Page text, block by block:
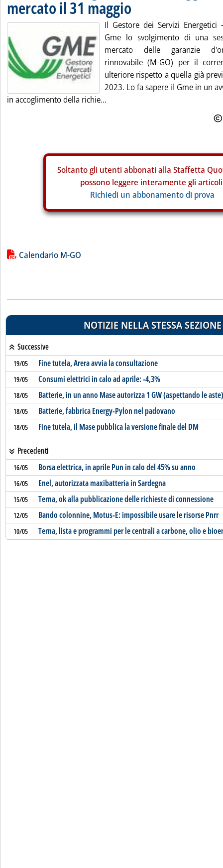
mercato il 31 maggio
Il Gestore dei Servizi
Gme lo svolgimento di una
mercato delle garanzie
rinnovabile (M-GO) per il
ulteriore rispetto a quella già
2023. Lo fa sapere il Gme in un
in accoglimento della richie...
Soltanto gli utenti abbonati alla Staffetta
possono leggere interamente gli
Richiedi un abbonamento di prova
Lista allegati PDF alla notizia
Calendario M-GO
NOTIZIE NELLA STESSA SEZIONE
Successive
19/05 Fine tutela, Arera avvia la consultazione
19/05 Consumi elettrici in calo ad aprile: -4,3%
18/05 Batterie, in un anno Mase autorizza 1 GW (aspettando le aste)
18/05 Batterie, fabbrica Energy-Pylon nel padovano
18/05 Fine tutela, il Mase pubblica la versione finale del DM
Precedenti
16/05 Borsa elettrica, in aprile Pun in calo del 45% su anno
16/05 Enel, autorizzata maxibatteria in Sardegna
15/05 Terna, ok alla pubblicazione delle richieste di connessione
12/05 Bando colonnine, Motus-E: impossibile usare le risorse Pnrr
10/05 Terna, lista e programmi per le centrali a carbone, olio e